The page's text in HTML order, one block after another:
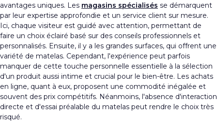
avantages uniques. Les magasins spécialisés se démarquent
par leur expertise approfondie et un service client sur mesure.
Ici, chaque visiteur est guidé avec attention, permettant de
faire un choix éclairé basé sur des conseils professionnels et
personnalisés. Ensuite, il y a les grandes surfaces, qui offrent une
variété de matelas. Cependant, l'expérience peut parfois
manquer de cette touche personnelle essentielle à la sélection
d'un produit aussi intime et crucial pour le bien-être. Les achats
en ligne, quant à eux, proposent une commodité inégalée et
souvent des prix compétitifs. Néanmoins, l'absence d'interaction
directe et d'essai préalable du matelas peut rendre le choix très
risqué.